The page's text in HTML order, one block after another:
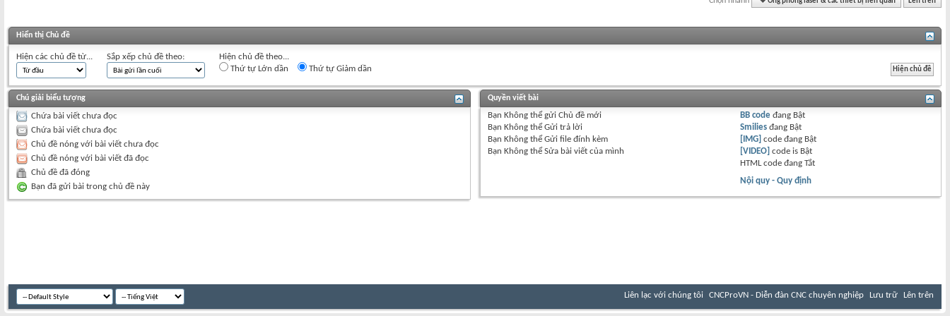
Hiển thị Chủ đề
Hiện các chủ đề từ... Sắp xếp chủ đề theo:
Hiện chủ đề theo...
Thứ tự Lớn dần
Thứ tự Giảm dần
Chú giải biểu tượng
Chứa bài viết chưa đọc
Chứa bài viết chưa đọc
Chủ đề nóng với bài viết chưa đọc
Chủ đề nóng với bài viết đã đọc
Chủ đề đã đóng
Bạn đã gửi bài trong chủ đề này
Quyền viết bài
Bạn Không thểgửi Chủ đề mới
Bạn Không thểGửi trả lời
Bạn Không thểGửi file đính kèm
Bạn Không thểSửa bài viết của mình
BB code đang Bật
Smilies đang Bật
[IMG] code đang Bật
[VIDEO] code is Bật
HTML code đangTắt
Nội quy - Quy định
Liên lạc với chúng tôi CNCProVN - Diễn đàn CNC chuyên nghiệp Lưu trữ Lên trên